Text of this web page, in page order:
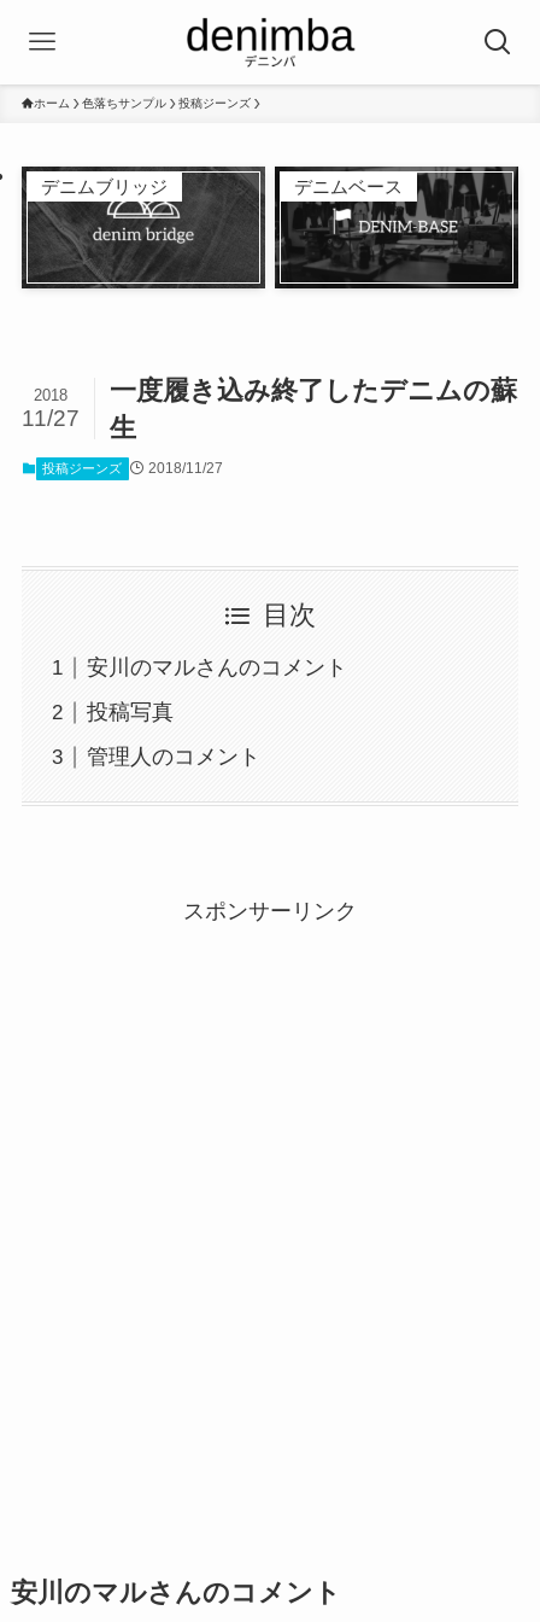
ホーム 色落ちサンプル 投稿ジーンズ
デニムブリッジ デニムベース
一度履き込み終了したデニムの蘇
生
2018
11/27
投稿ジーンズ 2018/11/27
目次
安川のマルさんのコメント
投稿写真
管理人のコメント
スポンサーリンク
安川のマルさんのコメント